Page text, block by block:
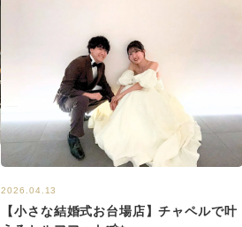
2026.04.13
【小さな結婚式お台場店】チャペルで叶